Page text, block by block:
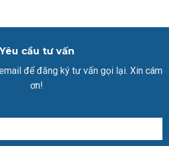
Yêu cầu tư vấn
để đăng ký tư vấn gọi lại. Xin cám
ơn!